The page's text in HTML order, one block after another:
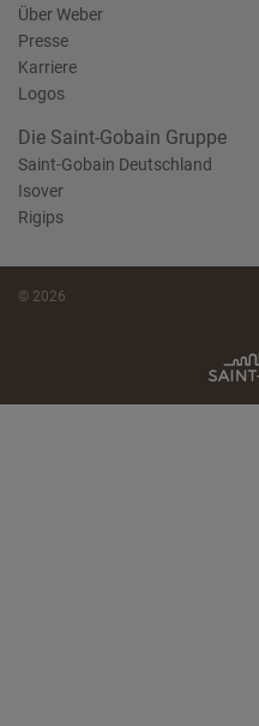
Über Weber
Presse
Karriere
Logos
Die Saint-Gobain Gruppe
Saint-Gobain Deutschland
Isover
Rigips
© 2026